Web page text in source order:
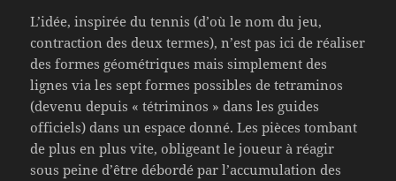
L’idée, inspirée du tennis (d’où le nom du jeu,
contraction des deux termes), n’est pas ici de réaliser
des formes géométriques mais simplement des
lignes via les sept formes possibles de tetraminos
(devenu depuis « tétriminos » dans les guides
officiels) dans un espace donné. Les pièces tombant
de plus en plus vite, obligeant le joueur à réagir
sous peine d’être débordé par l’accumulation des